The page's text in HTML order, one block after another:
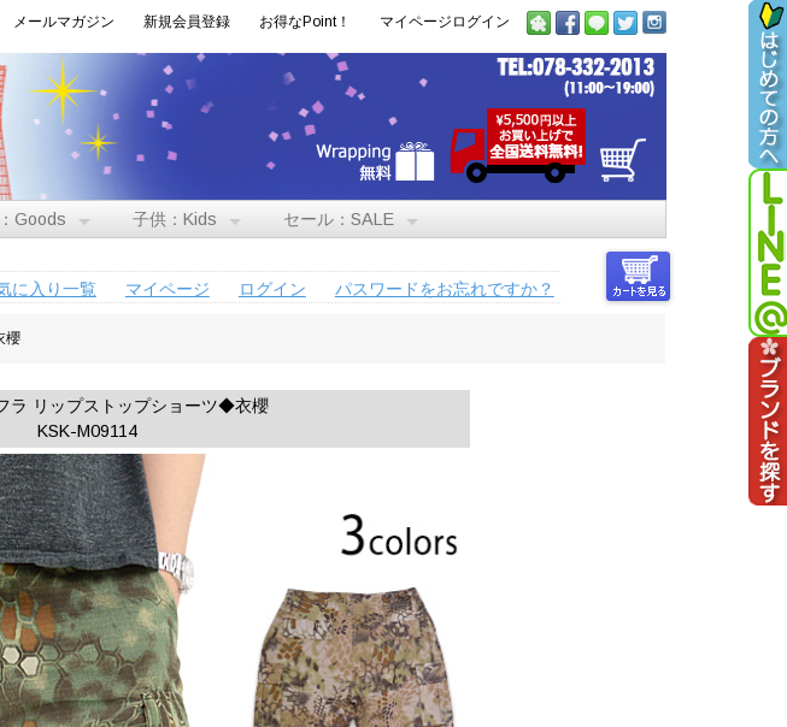
メールマガジン 新規会員登録 お得なPoint！ マイページログイン
Goods 子供：Kids セール：SALE
に入り一覧
マイページ ログイン パスワードをお忘れですか？
櫻
ラ リップストップショーツ◆衣櫻
KSK-M09114